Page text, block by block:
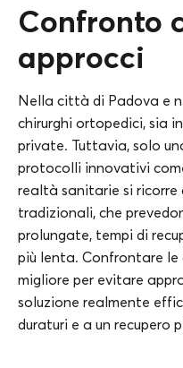
Confronto
approcci
Nella città di Padova e
chirurghi ortopedici, sia
private. Tuttavia, solo
protocolli innovativi
realtà sanitarie si ricorre
tradizionali, che
prolungate, tempi di
più lenta. Confrontare le
migliore per evitare
soluzione realmente
duraturi e a un recupero